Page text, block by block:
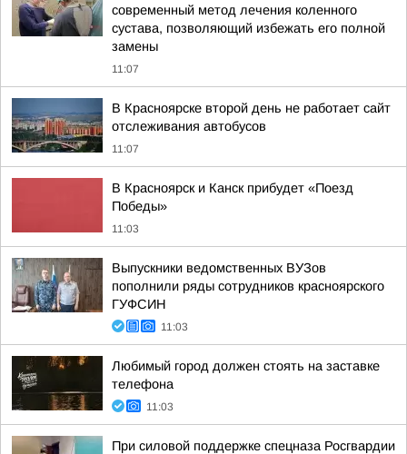
современный метод лечения коленного
сустава, позволяющий избежать его полной
замены
11:07
В Красноярске второй день не работает сайт
отслеживания автобусов
11:07
В Красноярск и Канск прибудет «Поезд
Победы»
11:03
Выпускники ведомственных ВУЗов
пополнили ряды сотрудников красноярского
ГУФСИН
11:03
Любимый город должен стоять на заставке
телефона
11:03
При силовой поддержке спецназа Росгвардии